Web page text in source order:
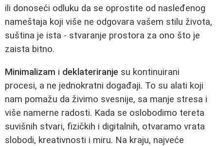
ili donoseći odluku da se oprostite od nasleđenog
nameštaja koji više ne odgovara vašem stilu života,
suština je ista - stvaranje prostora za ono što je
zaista bitno.
Minimalizam i deklateriranje su kontinuirani
procesi, a ne jednokratni događaji. To su alati koji
nam pomažu da živimo svesnije, sa manje stresa i
više namerne radosti. Kada se oslobodimo tereta
suvišnih stvari, fizičkih i digitalnih, otvaramo vrata
slobodi, kreativnosti i miru. Na kraju, najveće